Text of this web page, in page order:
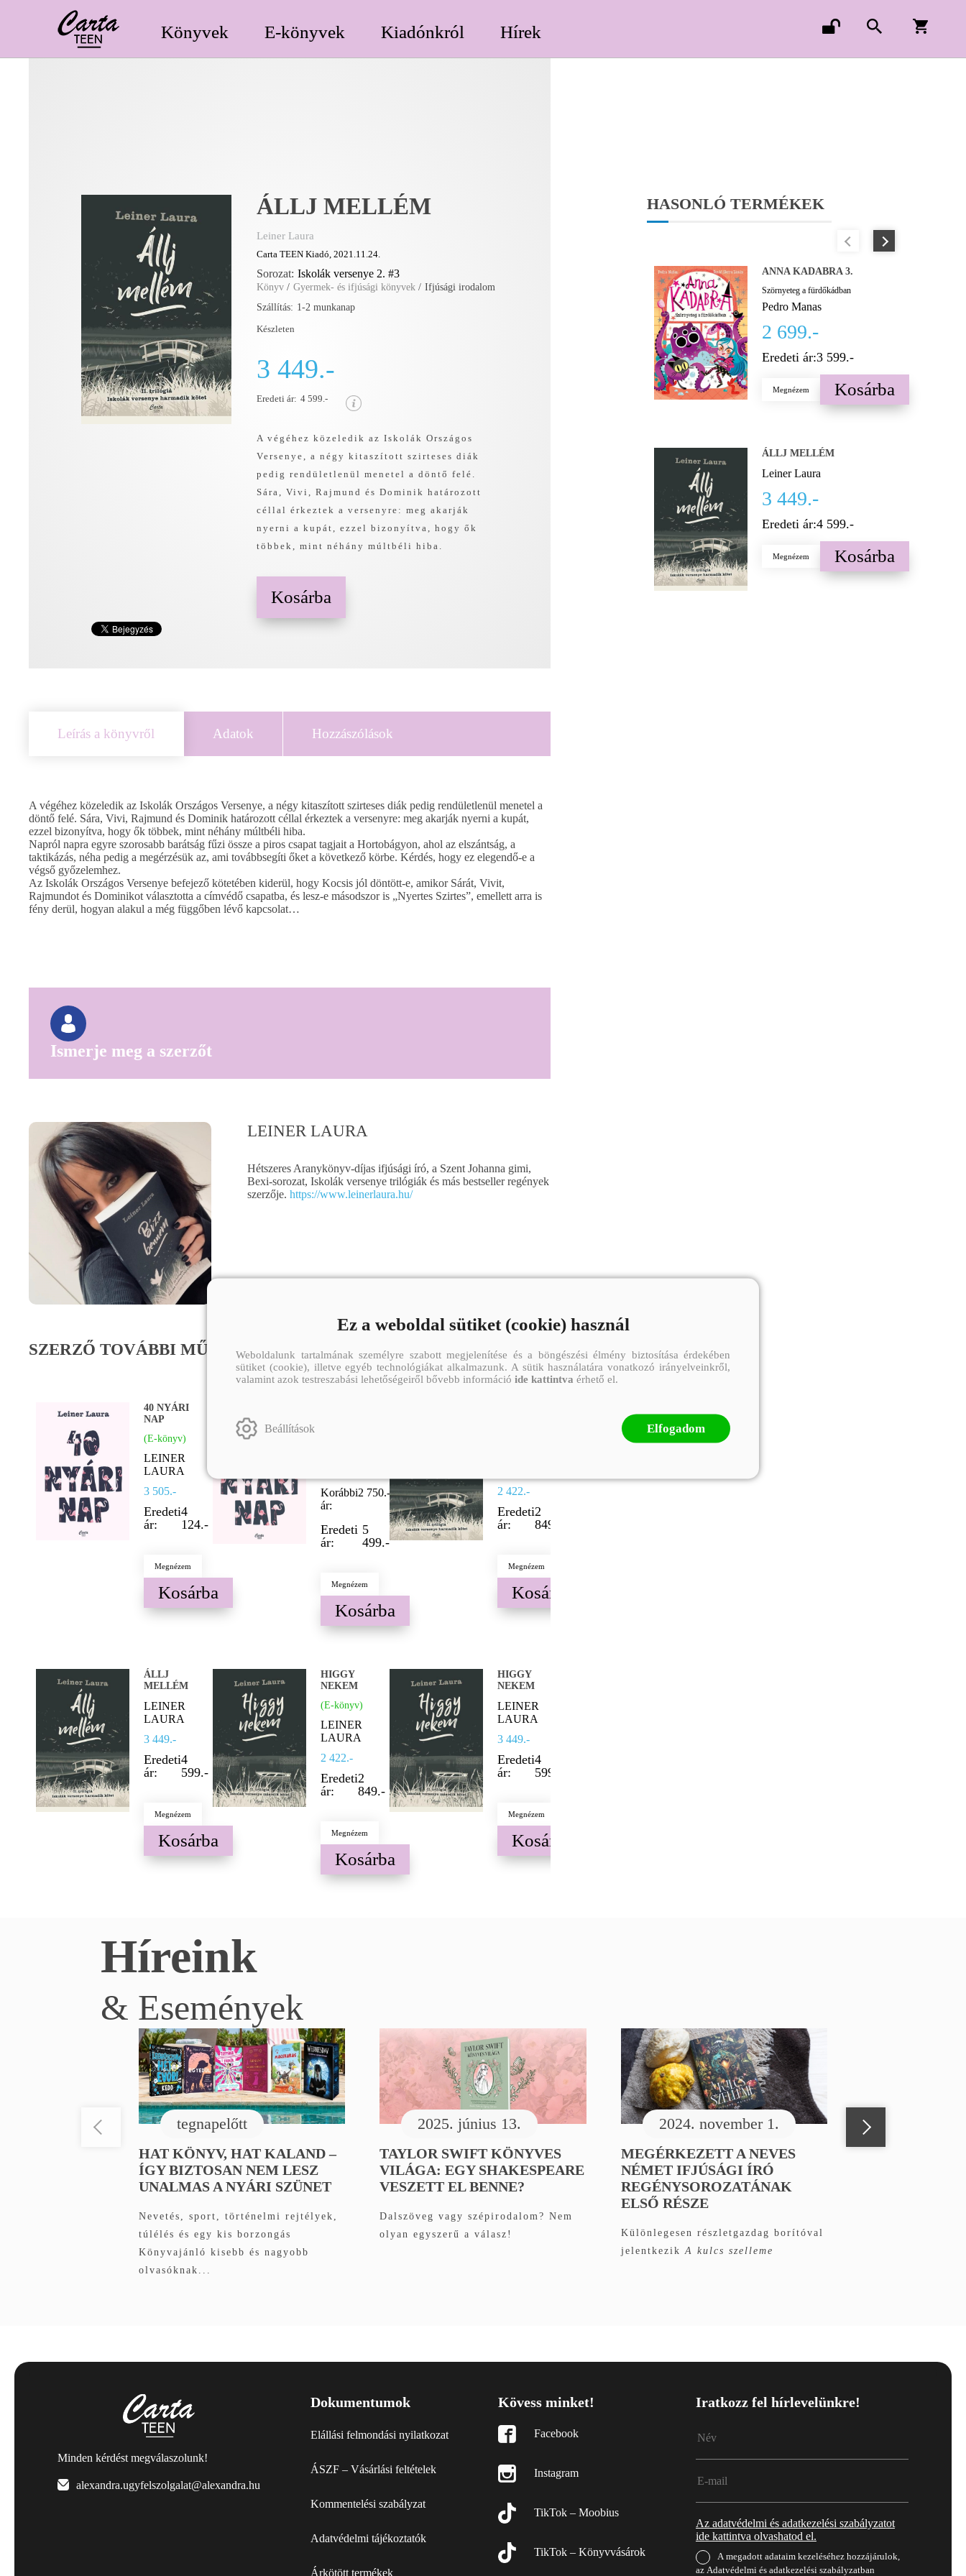
Könyvek E-könyvek Kiadónkról Hírek
ÁLLJ MELLÉM
Leiner Laura
Carta TEEN Kiadó, 2021.11.24.
Sorozat: Iskolák versenye 2. #3
Könyv / Gyermek- és ifjúsági könyvek / Ifjúsági irodalom
Szállítás: 1-2 munkanap
Készleten
3 449.-
Eredeti ár: 4 599.-
A végéhez közeledik az Iskolák Országos
Versenye, a négy kitaszított szirteses diák
pedig rendületlenül menetel a döntő felé.
Sára, Vivi, Rajmund és Dominik határozott
céllal érkeztek a versenyre: meg akarják
nyerni a kupát, ezzel bizonyítva, hogy ők
többek, mint néhány múltbéli hiba.
Kosárba
Leírás a könyvről Adatok Hozzászólások
A végéhez közeledik az Iskolák Országos Versenye, a négy kitaszított szirteses diák pedig rendületlenül menetel a
döntő felé. Sára, Vivi, Rajmund és Dominik határozott céllal érkeztek a versenyre: meg akarják nyerni a kupát,
ezzel bizonyítva, hogy ők többek, mint néhány múltbéli hiba.
Napról napra egyre szorosabb barátság fűzi össze a piros csapat tagjait a Hortobágyon, ahol az elszántság, a
taktikázás, néha pedig a megérzésük az, ami továbbsegíti őket a következő körbe. Kérdés, hogy ez elegendő-e a
végső győzelemhez.
Az Iskolák Országos Versenye befejező kötetében kiderül, hogy Kocsis jól döntött-e, amikor Sárát, Vivit,
Rajmundot és Dominikot választotta a címvédő csapatba, és lesz-e másodszor is „Nyertes Szirtes”, emellett arra is
fény derül, hogyan alakul a még függőben lévő kapcsolat…
Ismerje meg a szerzőt
LEINER LAURA
Hétszeres Aranykönyv-díjas ifjúsági író, a Szent Johanna gimi,
Bexi-sorozat, Iskolák versenye trilógiák és más bestseller regények
szerzője.https://www.leinerlaura.hu/
SZERZŐ TOVÁBBI MŰVEI
40 NYÁRI
NAP
(E-könyv)
LEINER
LAURA
3 505.-
Eredeti
ár:
4
124.-
Megnézem
Kosárba
Korábbi
ár:
2 750.-
Eredeti
ár:
5
499.-
Megnézem
Kosárba
2 422.-
Eredeti
ár:
2
849.-
Megnézem
Kosárba
ÁLLJ
MELLÉM
LEINER
LAURA
3 449.-
Eredeti
ár:
4
599.-
Megnézem
Kosárba
HIGGY
NEKEM
(E-könyv)
LEINER
LAURA
2 422.-
Eredeti
ár:
2
849.-
Megnézem
Kosárba
HIGGY
NEKEM
LEINER
LAURA
3 449.-
Eredeti
ár:
4
599.-
Megnézem
Kosárba
HASONLÓ TERMÉKEK
ANNA KADABRA 3.
Szörnyeteg a fürdőkádban
Pedro Manas
2 699.-
Eredeti ár:3 599.-
Megnézem Kosárba
ÁLLJ MELLÉM
Leiner Laura
3 449.-
Eredeti ár:4 599.-
Megnézem Kosárba
Híreink
& Események
tegnapelőtt
HAT KÖNYV, HAT KALAND –
ÍGY BIZTOSAN NEM LESZ
UNALMAS A NYÁRI SZÜNET
Nevetés, sport, történelmi rejtélyek,
túlélés és egy kis borzongás
Könyvajánló kisebb és nagyobb
olvasóknak...
2025. június 13.
TAYLOR SWIFT KÖNYVES
VILÁGA: EGY SHAKESPEARE
VESZETT EL BENNE?
Dalszöveg vagy szépirodalom? Nem
olyan egyszerű a válasz!
2024. november 1.
MEGÉRKEZETT A NEVES
NÉMET IFJÚSÁGI ÍRÓ
REGÉNYSOROZATÁNAK
ELSŐ RÉSZE
Különlegesen részletgazdag borítóval
jelentkezik A kulcs szelleme
Minden kérdést megválaszolunk!
alexandra.ugyfelszolgalat@alexandra.hu
Dokumentumok
Elállási felmondási nyilatkozat
ÁSZF – Vásárlási feltételek
Kommentelési szabályzat
Adatvédelmi tájékoztatók
Árkötött termékek
Kövess minket!
Facebook
Instagram
TikTok – Moobius
TikTok – Könyvvásárok
Iratkozz fel hírlevelünkre!
Az adatvédelmi és adatkezelési szabályzatot
ide kattintva olvashatod el.
A megadott adataim kezeléséhez hozzájárulok,
az Adatvédelmi és adatkezelési szabályzatban
Ez a weboldal sütiket (cookie) használ
Weboldalunk tartalmának személyre szabott megjelenítése és a böngészési élmény biztosítása érdekében
sütiket (cookie), illetve egyéb technológiákat alkalmazunk. A sütik használatára vonatkozó irányelveinkről,
valamint azok testreszabási lehetőségeiről bővebb információ ide kattintva érhető el.
Beállítások Elfogadom